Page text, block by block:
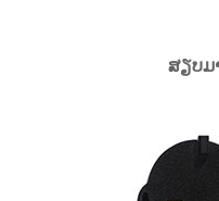
ສຽບມ